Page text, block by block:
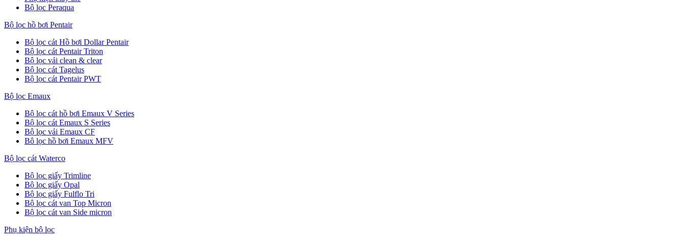
Bộ lọc Peraqua
Bộ lọc hồ bơi Pentair
Bộ lọc cát Hồ bơi Dollar Pentair
Bộ lọc cát Pentair Triton
Bộ lọc vải clean & clear
Bộ lọc cát Tagelus
Bộ lọc cát Pentair PWT
Bộ lọc Emaux
Bộ lọc cát hồ bơi Emaux V Series
Bộ lọc cát Emaux S Series
Bộ lọc vải Emaux CF
Bô lọc hồ bơi Emaux MFV
Bộ lọc cát Waterco
Bộ lọc giấy Trimline
Bộ lọc giấy Opal
Bộ lọc giấy Fulflo Tri
Bộ lọc cát van Top Micron
Bộ lọc cát van Side micron
Phụ kiện bộ lọc